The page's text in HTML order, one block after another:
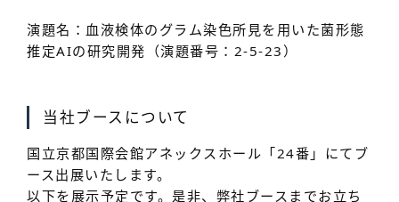
演題名：血液検体のグラム染色所見を用いた菌形態
推定AIの研究開発（演題番号：2-5-23）
当社ブースについて
国立京都国際会館アネックスホール「24番」にてブ
ース出展いたします。
以下を展示予定です。是非、弊社ブースまでお立ち